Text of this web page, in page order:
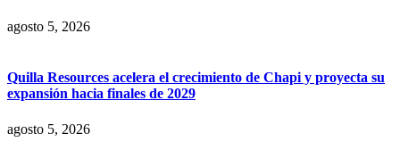
agosto 5, 2026
Quilla Resources acelera el crecimiento de Chapi y proyecta su
expansión hacia finales de 2029
agosto 5, 2026